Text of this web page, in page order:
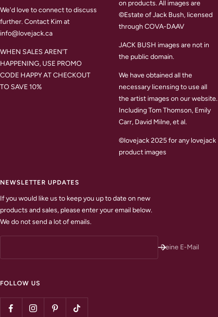
We'd love to connect to discuss
further. Contact Kim at
info@lovejack.ca
WHEN SALES AREN'T
HAPPENING, USE PROMO
CODE HAPPY AT CHECKOUT
TO SAVE 10%
on products. All images are
©Estate of Jack Bush, licensed
through COVA-DAAV
JACK BUSH images are not in
the public domain.
We have obtained all the
necessary licensing to use all
the artist images on our website.
Including Tom Thomson, Emily
Carr, David Milne, et al.
©lovejack 2025 for any lovejack
product images
NEWSLETTER UPDATES
If you would like us to keep you up to date on new
products and sales, please enter your email below.
We do not send a lot of emails.
Deine E-Mail
FOLLOW US